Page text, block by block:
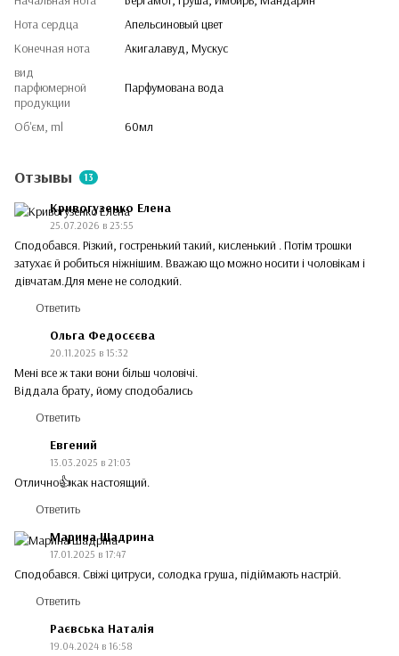
Нота сердца
Апельсиновый цвет
Конечная нота
Акигалавуд, Мускус
вид
парфюмерной
продукции
Парфумована вода
Об'єм, ml 60мл
Отзывы 13
Кривогузенко Елена
25.07.2026 в 23:55
Сподобався. Різкий, гостренький такий, кисленький . Потім трошки
затухає й робиться ніжнішим. Вважаю що можно носити і чоловікам і
дівчатам.Для мене не солодкий.
Ответить
Ольга Федосєєва
20.11.2025 в 15:32
Мені все ж таки вони більш чоловічі.
Віддала брату, йому сподобались
Ответить
Евгений
13.03.2025 в 21:03
Отлично👍как настоящий.
Ответить
Марина Шадрина
17.01.2025 в 17:47
Сподобався. Свіжі цитруси, солодка груша, підіймають настрій.
Ответить
Раєвська Наталія
19.04.2024 в 16:58